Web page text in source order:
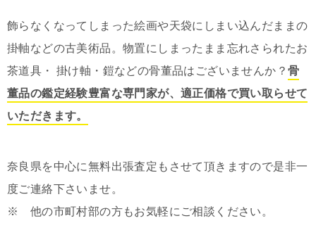
飾らなくなってしまった絵画や天袋にしまい込んだままの
掛軸などの古美術品。物置にしまったまま忘れさられたお
茶道具・ 掛け軸・鎧などの骨董品はございませんか？ 骨
董品の鑑定経験豊富な専門家が、適正価格で買い取らせて
いただきます。
奈良県を中心に無料出張査定もさせて頂きますので是非一
度ご連絡下さいませ。
※ 他の市町村部の方もお気軽にご相談ください。